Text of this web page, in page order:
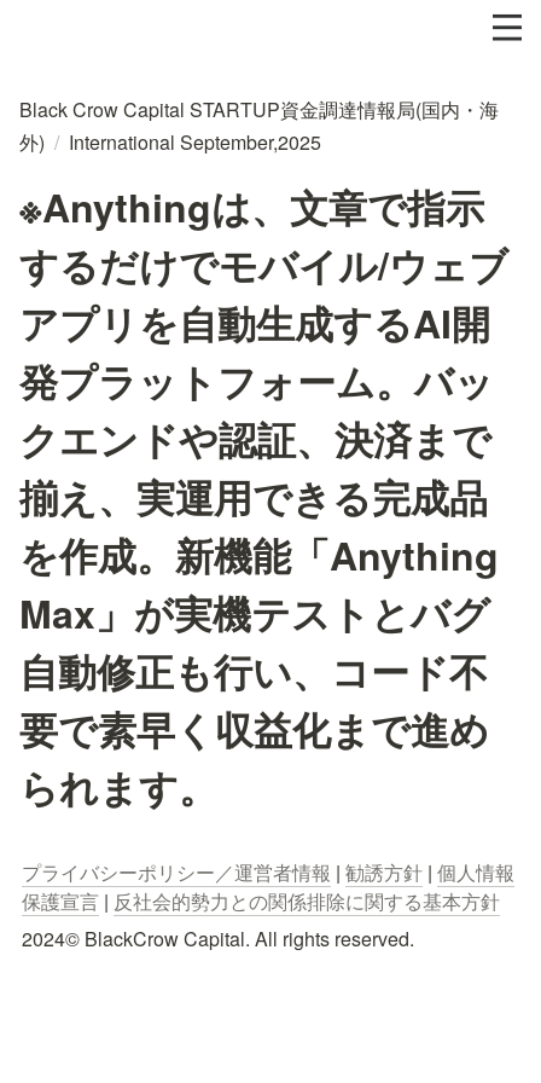
Black Crow Capital STARTUP資金調達情報局(国内・海
外) / International September,2025
※Anythingは、文章で指示
するだけでモバイル/ウェブ
アプリを自動生成するAI開
発プラットフォーム。バッ
クエンドや認証、決済まで
揃え、実運用できる完成品
を作成。新機能「Anything
Max」が実機テストとバグ
自動修正も行い、コード不
要で素早く収益化まで進め
られます。
プライバシーポリシー／運営者情報 | 勧誘方針 | 個人情報
保護宣言 | 反社会的勢力との関係排除に関する基本方針
2024© BlackCrow Capital. All rights reserved.